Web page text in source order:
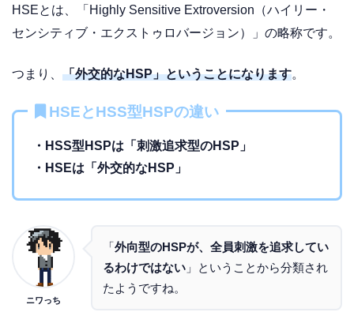
HSEとは、「Highly Sensitive Extroversion（ハイリー・
センシティブ・エクストゥロバージョン）」の略称です。
つまり、 「外交的なHSP」ということになります。
HSEとHSS型HSPの違い
・HSS型HSPは「刺激追求型のHSP」
・HSEは「外交的なHSP」
ニワっち
「 外向型のHSPが、全員刺激を追求してい
るわけではない 」ということから分類され
たようですね。